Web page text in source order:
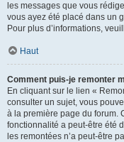
les messages que vous
vous ayez été placé dans un
Pour plus d’informations,
Haut
Comment puis-je remonter
En cliquant sur le lien «
consulter un sujet, vous
à la première page du forum.
fonctionnalité a peut-être été
les remontées n’a peut-être